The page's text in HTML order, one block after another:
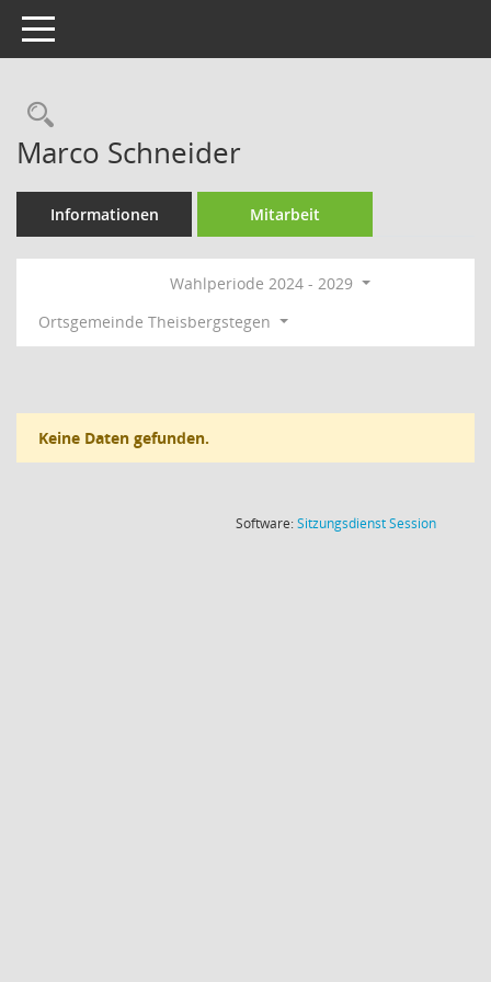
Toggle navigation
Rechercheauswahl
Marco Schneider
Informationen Mitarbeit
Wahlperiode 2024 - 2029
Ortsgemeinde Theisbergstegen
Keine Daten gefunden.
Software:SitzungsdienstSession(Wird in